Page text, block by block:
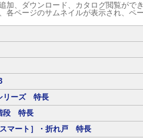
加、ダウンロード、カタログ閲覧ができ
各ページのサムネイルが表示され、ペ
リーズ 特長
段 特長
マート］・折れ戸 特長